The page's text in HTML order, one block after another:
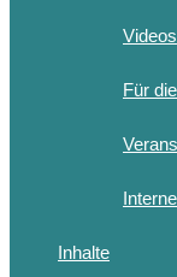
Videos
Für
Inhalte